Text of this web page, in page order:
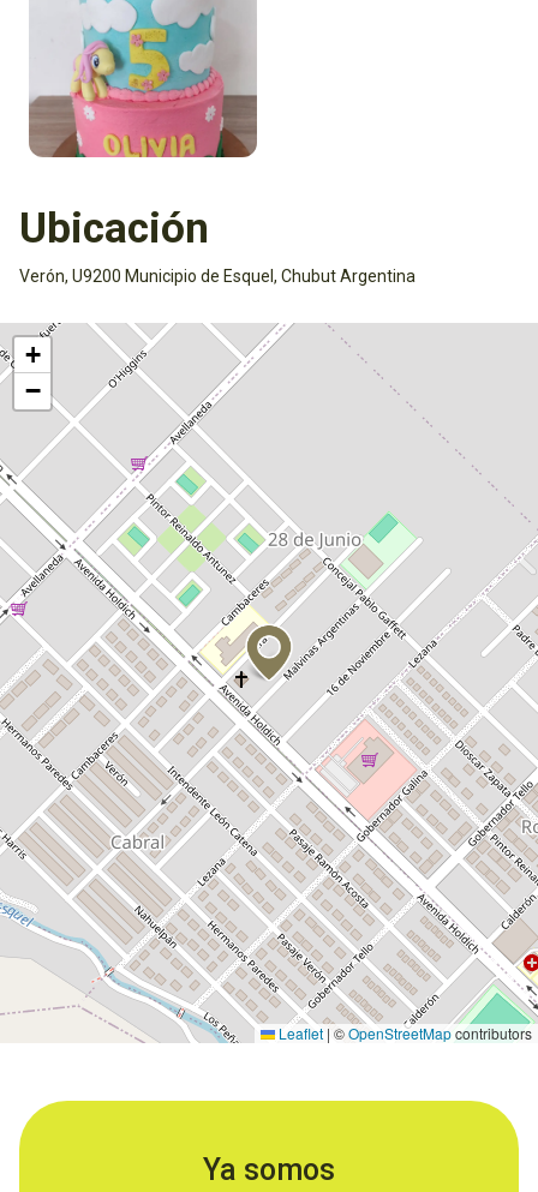
Ubicación
Verón, U9200 Municipio de Esquel, Chubut Argentina
+
−
Leaflet | ©OpenStreetMapcontributors
Activar mapa
Ya somos